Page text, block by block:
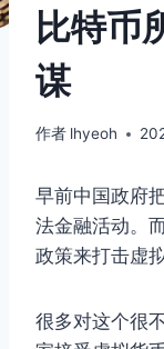
比特币
谋
作者 lhyeoh
早前中国政府
法金融活动。
政策来打击虚
很多对这个很